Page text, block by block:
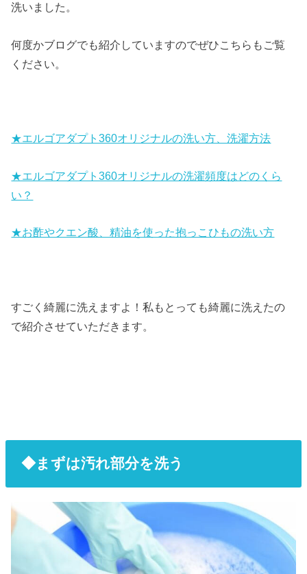
洗いました。
何度かブログでも紹介していますのでぜひこちらもご覧
ください。
★エルゴアダプト360オリジナルの洗い方、洗濯方法
★エルゴアダプト360オリジナルの洗濯頻度はどのくら
い？
★お酢やクエン酸、精油を使った抱っこひもの洗い方
すごく綺麗に洗えますよ！私もとっても綺麗に洗えたの
で紹介させていただきます。
◆まずは汚れ部分を洗う